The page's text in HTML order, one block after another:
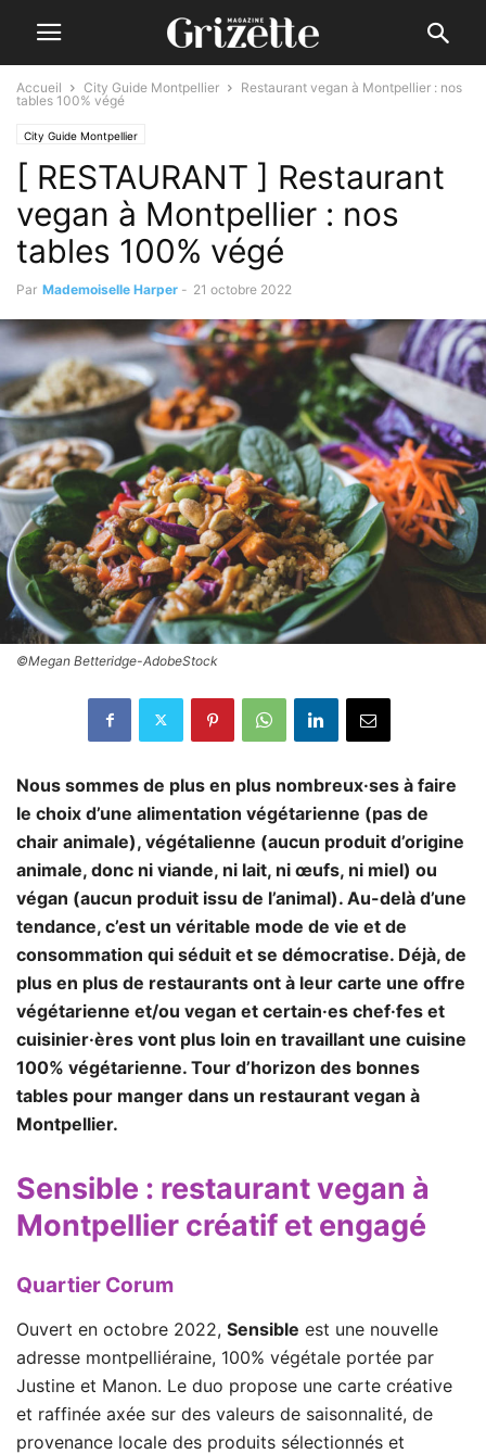
Accueil City Guide Montpellier
Restaurant vegan à Montpellier : nos
tables 100% végé
City Guide Montpellier
[ RESTAURANT ] Restaurant
vegan à Montpellier : nos
tables 100% végé
Par Mademoiselle Harper - 21 octobre 2022
©Megan Betteridge-AdobeStock
Nous sommes de plus en plus nombreux·ses à faire
le choix d’une alimentation végétarienne (pas de
chair animale), végétalienne (aucun produit d’origine
animale, donc ni viande, ni lait, ni œufs, ni miel) ou
végan (aucun produit issu de l’animal). Au-delà d’une
tendance, c’est un véritable mode de vie et de
consommation qui séduit et se démocratise. Déjà, de
plus en plus de restaurants ont à leur carte une offre
végétarienne et/ou vegan et certain·es chef·fes et
cuisinier·ères vont plus loin en travaillant une cuisine
100% végétarienne. Tour d’horizon des bonnes
tables pour manger dans un restaurant vegan à
Montpellier.
Sensible : restaurant vegan à
Montpellier créatif et engagé
Quartier Corum
Ouvert en octobre 2022, Sensible est une nouvelle
adresse montpelliéraine, 100% végétale portée par
Justine et Manon. Le duo propose une carte créative
et raffinée axée sur des valeurs de saisonnalité, de
provenance locale des produits sélectionnés et